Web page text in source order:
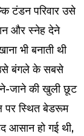
टंडन परिवार उसे
और स्नेह देने
भी बनाती थी
बंगले के सबसे
जाने की खुली छूट
पर स्थित बेडरूम
आसान हो गई थी,